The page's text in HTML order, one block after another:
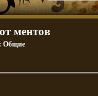
ментов
Общие